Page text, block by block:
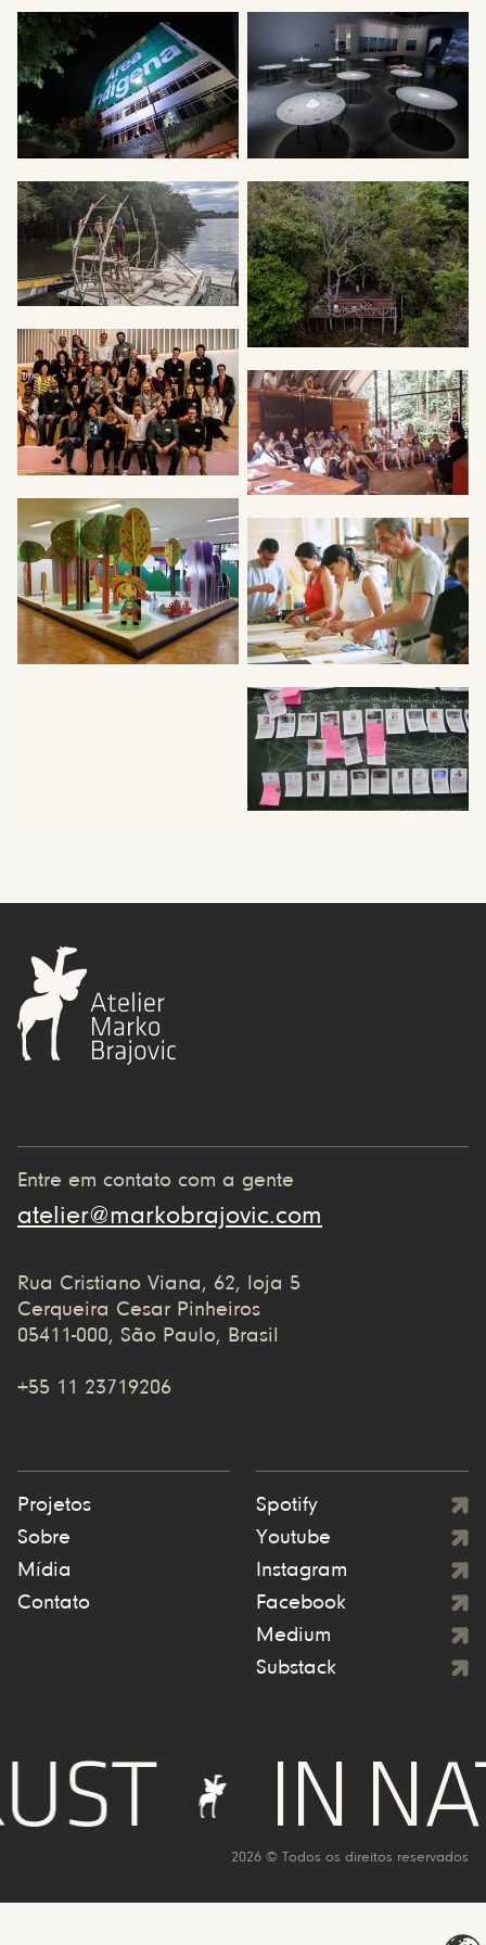
Entre em contato com a gente
atelier@markobrajovic.com
Rua Cristiano Viana, 62, loja 5
Cerqueira Cesar Pinheiros
05411-000, São Paulo, Brasil
+55 11 23719206
Projetos
Sobre
Mídia
Contato
Spotify
Youtube
Instagram
Facebook
Medium
Substack
IN
2026 © Todos os direitos reservados